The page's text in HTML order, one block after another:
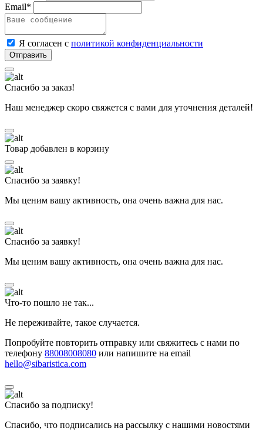
Email*
Я согласен с политикой конфиденциальности
Спасибо за заказ!
Наш менеджер скоро свяжется с вами для уточнения деталей!
Товар добавлен в корзину
Спасибо за заявку!
Мы ценим вашу активность, она очень важна для нас.
Спасибо за заявку!
Мы ценим вашу активность, она очень важна для нас.
Что-то пошло не так...
Не переживайте, такое случается.
Попробуйте повторить отправку или свяжитесь с нами по
телефону 88008008080 или напишите на email
hello@sibaristica.com
Спасибо за подписку!
Спасибо, что подписались на рассылку с нашими новостями